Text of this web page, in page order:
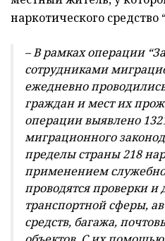
наркотического средство
– В рамках операции
сотрудниками
ежедневно
граждан и мест их
операции выявлено
миграционного
пределы страны 218
применением
проводятся проверки и
транспортной сферы,
средств, багажа,